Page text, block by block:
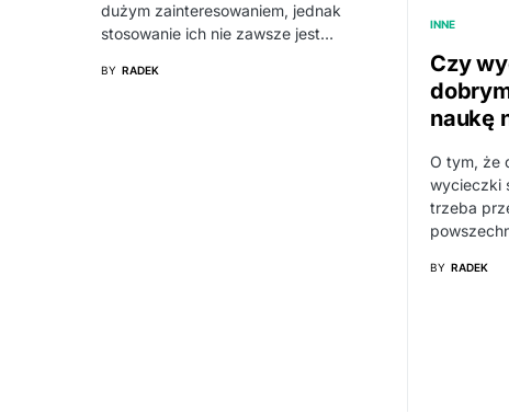
dużym zainteresowaniem, jednak
stosowanie ich nie zawsze jest…
BY RADEK
INNE
Czy
naukę
O tym, że
wycieczki
trzeba
BY RADEK